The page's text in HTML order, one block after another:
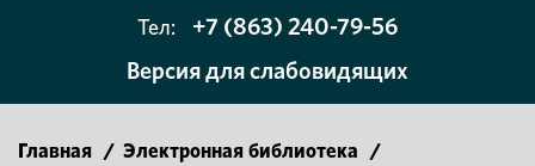
Тел:
+7 (863) 240-79-56
Версия для слабовидящих
Главная / Электронная библиотека
/